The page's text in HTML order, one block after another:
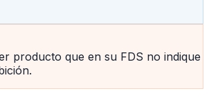
producto que en su FDS no indique